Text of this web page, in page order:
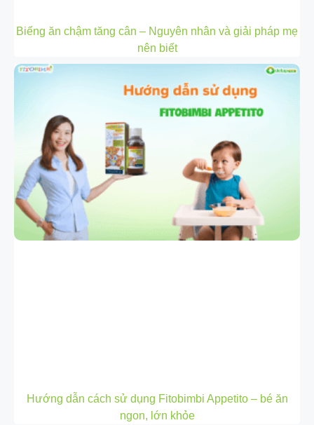
Biếng ăn chậm tăng cân – Nguyên nhân và giải pháp mẹ
nên biết
Hướng dẫn cách sử dụng Fitobimbi Appetito – bé ăn
ngon, lớn khỏe